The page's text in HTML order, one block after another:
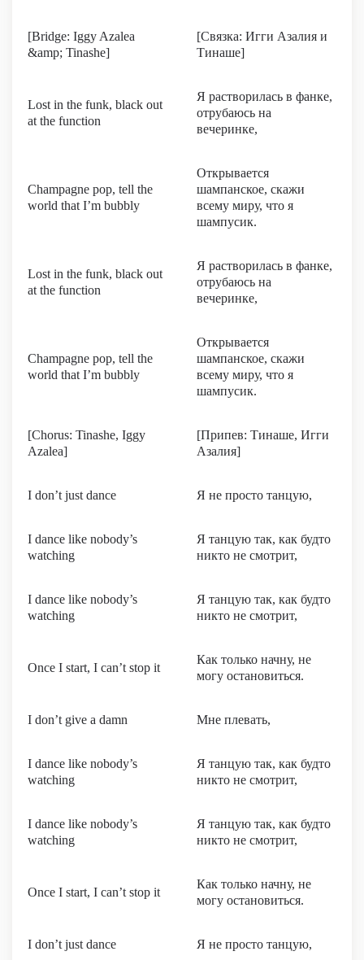
[Bridge: Iggy Azalea
&amp; Tinashe]
[Связка: Игги Азалия и
Тинаше]
Lost in the funk, black out
at the function
Я растворилась в фанке,
отрубаюсь на
вечеринке,
Champagne pop, tell the
world that I’m bubbly
Открывается
шампанское, скажи
всему миру, что я
шампусик.
Lost in the funk, black out
at the function
Я растворилась в фанке,
отрубаюсь на
вечеринке,
Champagne pop, tell the
world that I’m bubbly
Открывается
шампанское, скажи
всему миру, что я
шампусик.
[Chorus: Tinashe, Iggy
Azalea]
[Припев: Тинаше, Игги
Азалия]
I don’t just dance Я не просто танцую,
I dance like nobody’s
watching
Я танцую так, как будто
никто не смотрит,
I dance like nobody’s
watching
Я танцую так, как будто
никто не смотрит,
Once I start, I can’t stop it
Как только начну, не
могу остановиться.
I don’t give a damn Мне плевать,
I dance like nobody’s
watching
Я танцую так, как будто
никто не смотрит,
I dance like nobody’s
watching
Я танцую так, как будто
никто не смотрит,
Once I start, I can’t stop it
Как только начну, не
могу остановиться.
I don’t just dance Я не просто танцую,